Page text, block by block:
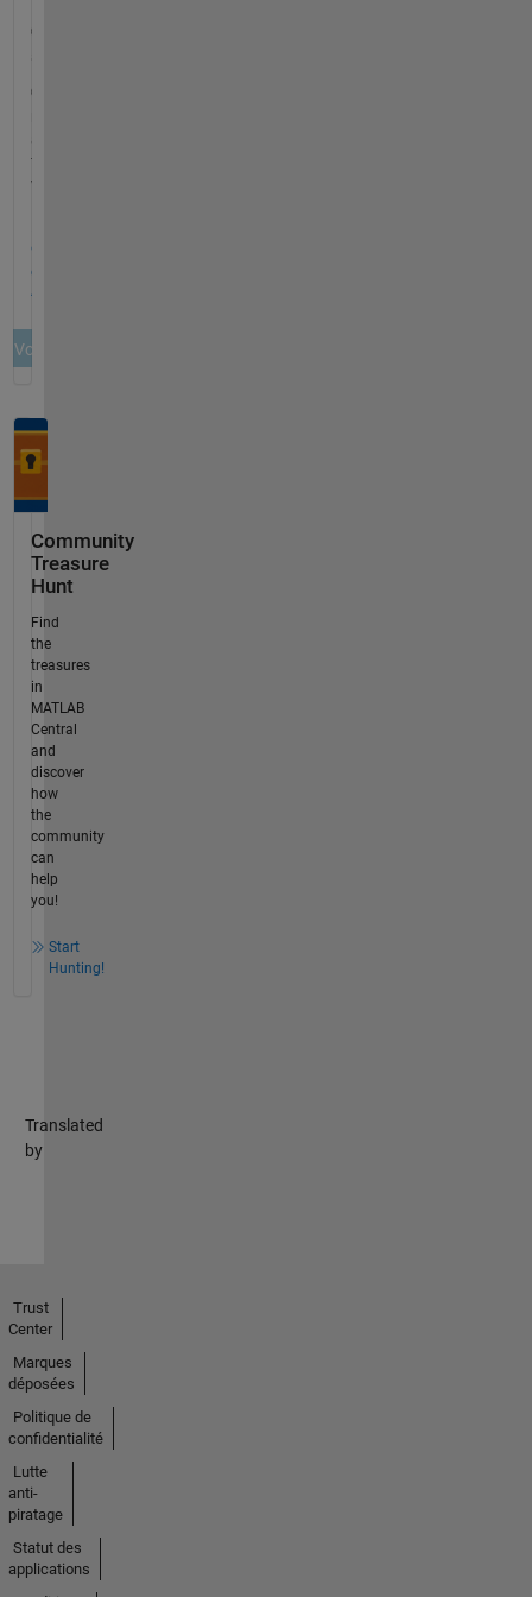
Community
Treasure
Hunt
Find
the
treasures
in
MATLAB
Central
and
discover
how
the
community
can
help
you!
Start
Hunting!
Translated
by
Trust
Center
Marques
déposées
Politique de
confidentialité
Lutte
anti-
piratage
Statut des
applications